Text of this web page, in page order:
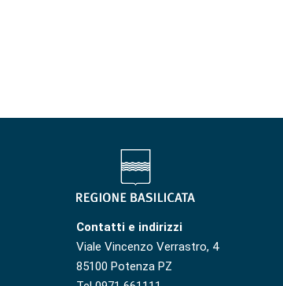
Contatti e indirizzi
Viale Vincenzo Verrastro, 4
85100 Potenza PZ